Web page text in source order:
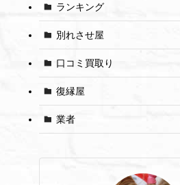
ランキング
別れさせ屋
口コミ買取り
復縁屋
業者